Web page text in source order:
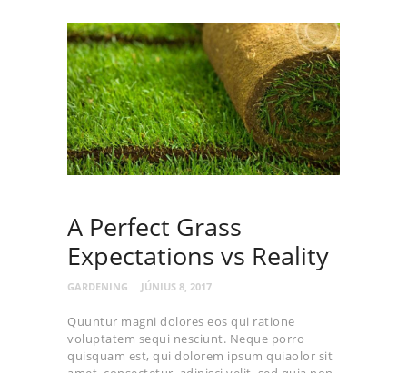
A Perfect Grass
Expectations vs Reality
GARDENING JÚNIUS 8, 2017
Quuntur magni dolores eos qui ratione
voluptatem sequi nesciunt. Neque porro
quisquam est, qui dolorem ipsum quiaolor sit